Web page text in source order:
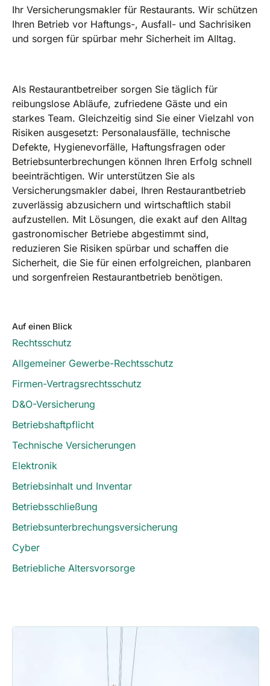
Ihr Versicherungsmakler für Restaurants. Wir schützen
Ihren Betrieb vor Haftungs-, Ausfall- und Sachrisiken
und sorgen für spürbar mehr Sicherheit im Alltag.
Als Restaurantbetreiber sorgen Sie täglich für
reibungslose Abläufe, zufriedene Gäste und ein
starkes Team. Gleichzeitig sind Sie einer Vielzahl von
Risiken ausgesetzt: Personalausfälle, technische
Defekte, Hygienevorfälle, Haftungsfragen oder
Betriebsunterbrechungen können Ihren Erfolg schnell
beeinträchtigen. Wir unterstützen Sie als
Versicherungsmakler dabei, Ihren Restaurantbetrieb
zuverlässig abzusichern und wirtschaftlich stabil
aufzustellen. Mit Lösungen, die exakt auf den Alltag
gastronomischer Betriebe abgestimmt sind,
reduzieren Sie Risiken spürbar und schaffen die
Sicherheit, die Sie für einen erfolgreichen, planbaren
und sorgenfreien Restaurantbetrieb benötigen.
Auf einen Blick
Rechtsschutz
Allgemeiner Gewerbe-Rechtsschutz
Firmen-Vertragsrechtsschutz
D&O-Versicherung
Betriebshaftpflicht
Technische Versicherungen
Elektronik
Betriebsinhalt und Inventar
Betriebsschließung
Betriebsunterbrechungsversicherung
Cyber
Betriebliche Altersvorsorge